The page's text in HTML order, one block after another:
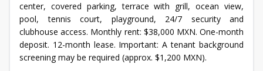
center, covered parking, terrace with grill, ocean view,
pool, tennis court, playground, 24/7 security and
clubhouse access. Monthly rent: $38,000 MXN. One-month
deposit. 12-month lease. Important: A tenant background
screening may be required (approx. $1,200 MXN).